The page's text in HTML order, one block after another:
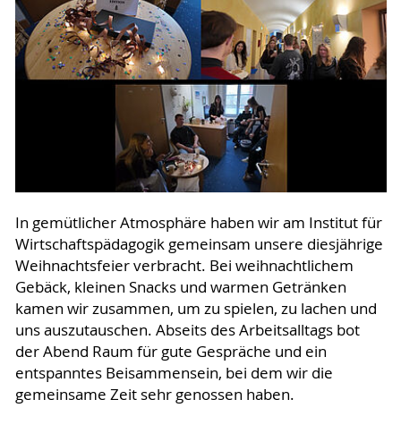
In gemütlicher Atmosphäre haben wir am Institut für
Wirtschaftspädagogik gemeinsam unsere diesjährige
Weihnachtsfeier verbracht. Bei weihnachtlichem
Gebäck, kleinen Snacks und warmen Getränken
kamen wir zusammen, um zu spielen, zu lachen und
uns auszutauschen. Abseits des Arbeitsalltags bot
der Abend Raum für gute Gespräche und ein
entspanntes Beisammensein, bei dem wir die
gemeinsame Zeit sehr genossen haben.